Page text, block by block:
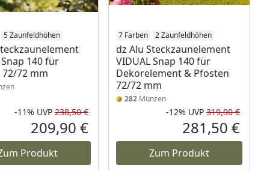
5 Zaunfeldhöhen
140 für
72 mm
Rabatt in Prozent
-11%
Ursprünglicher Preis
UVP 238,50 €
Aktueller Preis
209,90 €
Produkt
7 Farben 2 Zaunfeldhöhen
dz Alu Steckzaunelement
VIDUAL Snap 140 für
Dekorelement & Pfosten
72/72 mm
282 Münzen
-12% UVP 319,90 €
281,50 €
Zum Produkt